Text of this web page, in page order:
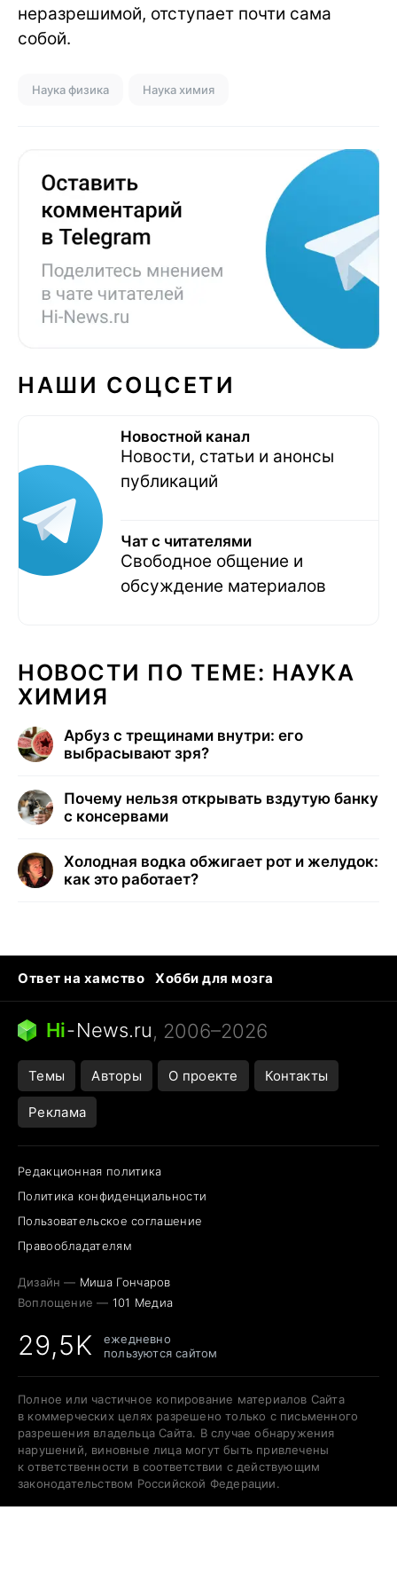
неразрешимой, отступает почти сама
собой.
Наука физика Наука химия
НАШИ СОЦСЕТИ
Новостной канал
Новости, статьи и анонсы
публикаций
Чат с читателями
Свободное общение и
обсуждение материалов
НОВОСТИ ПО ТЕМЕ: НАУКА
ХИМИЯ
Арбуз с трещинами внутри: его
выбрасывают зря?
Почему нельзя открывать вздутую банку
с консервами
Холодная водка обжигает рот и желудок:
как это работает?
Ответ на хамство
Хобби для мозга
Бензин 100 и 95
Тунцы в океанариуме
Следующая пандемия
Hi-News.ru, 2006–2026
Темы Авторы О проекте Контакты
Реклама
Редакционная политика
Политика конфиденциальности
Пользовательское соглашение
Правообладателям
Дизайн — Миша Гончаров
Воплощение — 101 Медиа
29,5K
ежедневно
пользуются сайтом
Полное или частичное копирование материалов Сайта
в коммерческих целях разрешено только с письменного
разрешения владельца Сайта. В случае обнаружения
нарушений, виновные лица могут быть привлечены
к ответственности в соответствии с действующим
законодательством Российской Федерации.